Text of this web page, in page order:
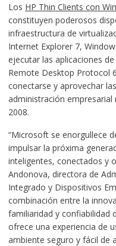
Los HP Thin Clients con
constituyen poderosos
infraestructura de
Internet Explorer 7,
ejecutar las aplicaciones
Remote Desktop Protocol
conectarse y aprovechar
administración empresarial
2008.
“Microsoft se enorgullece
impulsar la próxima
inteligentes, conectados y
Andonova, directora de
Integrado y Dispositivos
combinación entre la
familiaridad y confiabilidad
ofrece una experiencia de
ambiente seguro y fácil de